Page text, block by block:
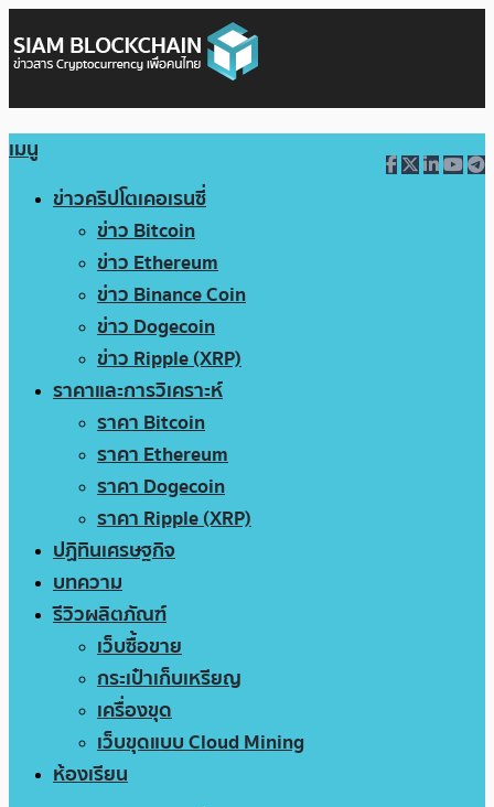
เมนู
ข่าวคริปโตเคอเรนซี่
ข่าว Bitcoin
ข่าว Ethereum
ข่าว Binance Coin
ข่าว Dogecoin
ข่าว Ripple (XRP)
ราคาและการวิเคราะห์
ราคา Bitcoin
ราคา Ethereum
ราคา Dogecoin
ราคา Ripple (XRP)
ปฏิทินเศรษฐกิจ
บทความ
รีวิวผลิตภัณฑ์
เว็บซื้อขาย
กระเป๋าเก็บเหรียญ
เครื่องขุด
เว็บขุดแบบ Cloud Mining
ห้องเรียน